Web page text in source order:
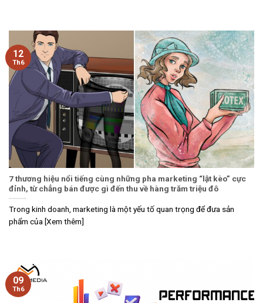
7 thương hiệu nổi tiếng cùng những pha marketing “lật kèo” cực
đỉnh, từ chẳng bán được gì đến thu về hàng trăm triệu đô
Trong kinh doanh, marketing là một yếu tố quan trọng để đưa sản
phẩm của [Xem thêm]
12
Th6
09
Th6